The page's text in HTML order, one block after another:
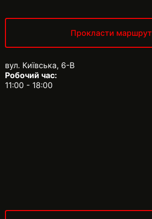
Прокласти маршрут
вул. Київська, 6-В
Робочий час:
11:00 - 18:00